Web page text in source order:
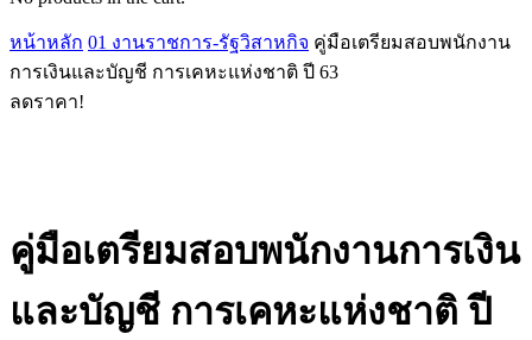
หน้าหลัก 01 งานราชการ-รัฐวิสาหกิจ คู่มือเตรียมสอบพนักงาน
การเงินและบัญชี การเคหะแห่งชาติ ปี 63
ลดราคา!
คู่มือเตรียมสอบพนักงานการเงิน
และบัญชี การเคหะแห่งชาติ ปี